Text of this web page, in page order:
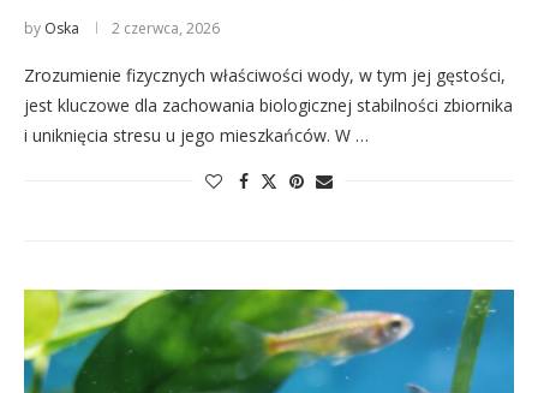
by Oska 2 czerwca, 2026
Zrozumienie fizycznych właściwości wody, w tym jej gęstości,
jest kluczowe dla zachowania biologicznej stabilności zbiornika
i uniknięcia stresu u jego mieszkańców. W …